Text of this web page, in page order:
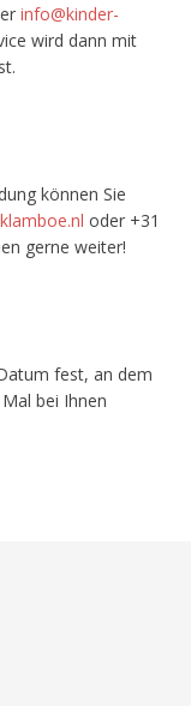
info@kinder-
wird dann mit
können Sie
oder +31
gerne weiter!
fest, an dem
bei Ihnen